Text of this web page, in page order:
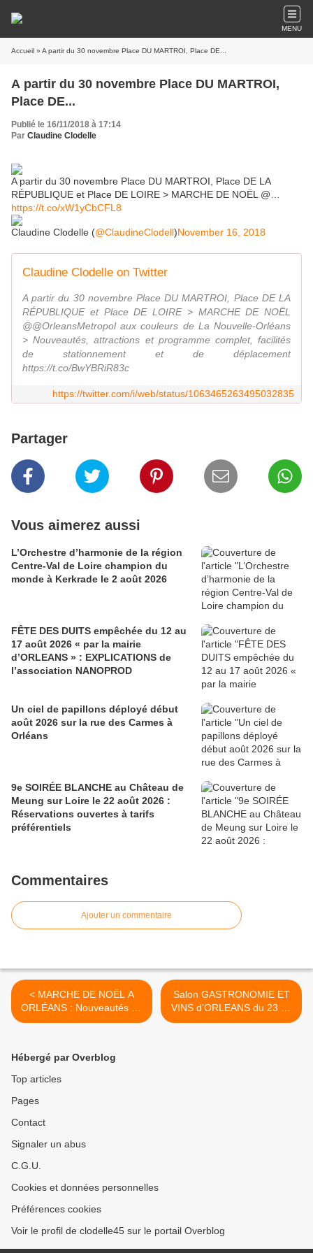
MENU
Accueil » A partir du 30 novembre Place DU MARTROI, Place DE...
A partir du 30 novembre Place DU MARTROI,
Place DE...
Publié le 16/11/2018 à 17:14
Par Claudine Clodelle
A partir du 30 novembre Place DU MARTROI, Place DE LA
RÉPUBLIQUE et Place DE LOIRE > MARCHE DE NOËL @…
https://t.co/xW1yCbCFL8
Claudine Clodelle (@ClaudineClodell)November 16, 2018
Claudine Clodelle on Twitter
A partir du 30 novembre Place DU MARTROI, Place DE LA
RÉPUBLIQUE et Place DE LOIRE > MARCHE DE NOËL
@@OrleansMetropol aux couleurs de La Nouvelle-Orléans
> Nouveautés, attractions et programme complet, facilités
de stationnement et de déplacement
https://t.co/BwYBRiR83c
https://twitter.com/i/web/status/1063465263495032835
Partager
Vous aimerez aussi
L’Orchestre d’harmonie de la région
Centre-Val de Loire champion du
monde à Kerkrade le 2 août 2026
FÊTE DES DUITS empêchée du 12 au
17 août 2026 « par la mairie
d’ORLEANS » : EXPLICATIONS de
l’association NANOPROD
Un ciel de papillons déployé début
août 2026 sur la rue des Carmes à
Orléans
9e SOIRÉE BLANCHE au Château de
Meung sur Loire le 22 août 2026 :
Réservations ouvertes à tarifs
préférentiels
Commentaires
Ajouter un commentaire
< MARCHE DE NOËL A
ORLÉANS : Nouveautés au
programme, tarifs, horaires
décembre 2018
Salon GASTRONOMIE ET
VINS d’ORLEANS du 23 au
26 Novembre 2018 :
Hébergé par Overblog
Top articles
Pages
Contact
Signaler un abus
C.G.U.
Cookies et données personnelles
Préférences cookies
Voir le profil de clodelle45 sur le portail Overblog